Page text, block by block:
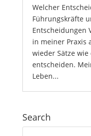
Welcher
Führungskräfte
Entscheidungen
in meiner Praxis
wieder Sätze
entscheiden.
Leben...
Search